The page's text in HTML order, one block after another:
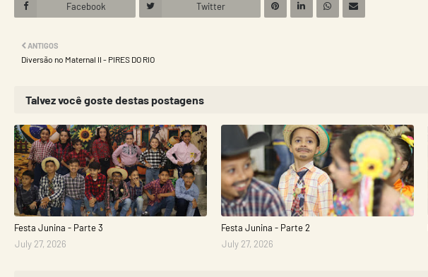
Facebook Twitter
ANTIGOS
Diversão no Maternal II - PIRES DO RIO
Talvez você goste destas postagens
Festa Junina - Parte 3
July 27, 2026
Festa Junina - Parte 2
July 27, 2026